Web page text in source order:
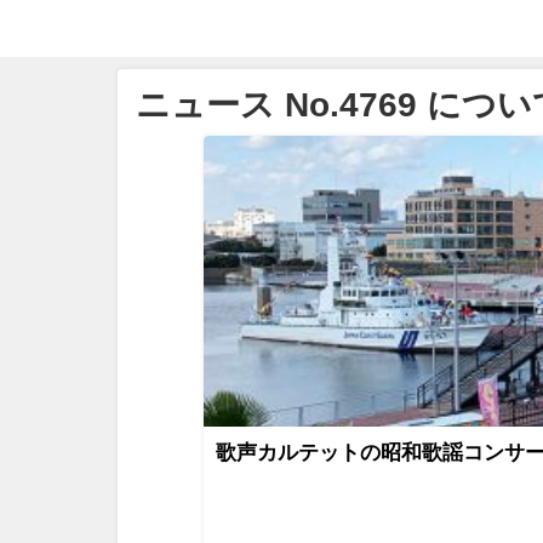
ニュース No.4769 につい
歌声カルテットの昭和歌謡コンサ